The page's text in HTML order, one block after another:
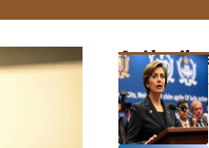
Articoli